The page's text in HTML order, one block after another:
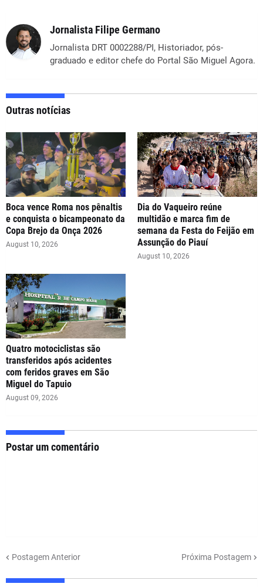
Jornalista Filipe Germano
Jornalista DRT 0002288/PI, Historiador, pós-
graduado e editor chefe do Portal São Miguel Agora.
Outras notícias
Boca vence Roma nos pênaltis
e conquista o bicampeonato da
Copa Brejo da Onça 2026
August 10, 2026
Dia do Vaqueiro reúne
multidão e marca fim de
semana da Festa do Feijão em
Assunção do Piauí
August 10, 2026
Quatro motociclistas são
transferidos após acidentes
com feridos graves em São
Miguel do Tapuio
August 09, 2026
Postar um comentário
Postagem Anterior Próxima Postagem